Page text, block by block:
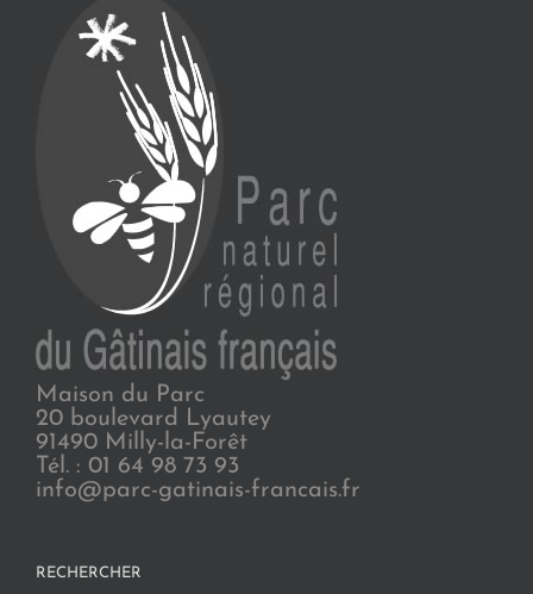
Maison du Parc
20 boulevard Lyautey
91490 Milly-la-Forêt
Tél. : 01 64 98 73 93
info@parc-gatinais-francais.fr
RECHERCHER